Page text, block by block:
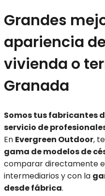
Grandes
apariencia
vivienda o
Granada
Somos tus fabricantes
servicio de
En Evergreen Outdoor,
gama de modelos de
comparar directamente
intermediarios y con la
desde fábrica.